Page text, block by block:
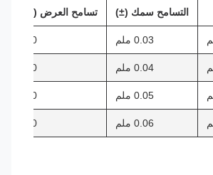
التسامح سمك (±) تسامح العرض (حافة
0.03 ملم 0 / +0.5 ملم
0.04 ملم 0 / +1.0 ملم
0.05 ملم 0 / +1.5 ملم
0.06 ملم 0 / +2.0 ملم